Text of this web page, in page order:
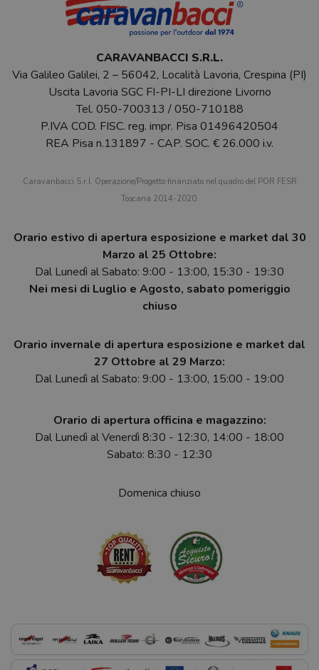
CARAVANBACCI S.R.L.
Via Galileo Galilei, 2 – 56042, Località Lavoria, Crespina (PI)
Uscita Lavoria SGC FI-PI-LI direzione Livorno
Tel. 050-700313 /050-710188
P.IVA COD. FISC. reg. impr. Pisa 01496420504
REA Pisa n.131897 - CAP. SOC. € 26.000 i.v.
Caravanbacci S.r.l. Operazione/Progetto finanziato nel quadro del POR FESR
Toscana 2014-2020.
Orario estivo di apertura esposizione e market dal 30
Marzo al 25 Ottobre:
Dal Lunedì al Sabato: 9:00 - 13:00, 15:30 - 19:30
Nei mesi di Luglio e Agosto, sabato pomeriggio
chiuso
Orario invernale di apertura esposizione e market dal
27 Ottobre al 29 Marzo:
Dal Lunedì al Sabato: 9:00 - 13:00, 15:00 - 19:00
Orario di apertura officina e magazzino:
Dal Lunedì al Venerdì 8:30 - 12:30, 14:00 - 18:00
Sabato: 8:30 - 12:30
Domenica chiuso